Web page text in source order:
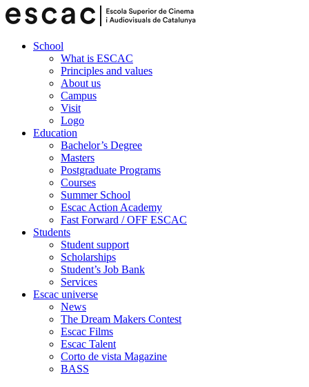
School
What is ESCAC
Principles and values
About us
Campus
Visit
Logo
Education
Bachelor’s Degree
Masters
Postgraduate Programs
Courses
Summer School
Escac Action Academy
Fast Forward / OFF ESCAC
Students
Student support
Scholarships
Student’s Job Bank
Services
Escac universe
News
The Dream Makers Contest
Escac Films
Escac Talent
Corto de vista Magazine
BASS